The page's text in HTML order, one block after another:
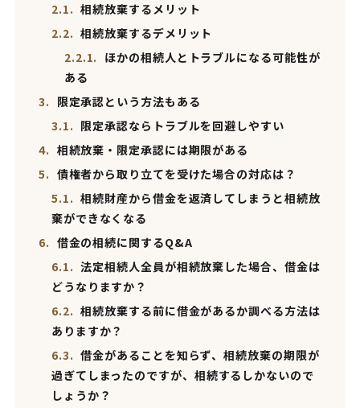
2.1. 相続放棄するメリット
2.2. 相続放棄するデメリット
2.2.1. ほかの相続人とトラブルになる可能性が
ある
3. 限定承認という方法もある
3.1. 限定承認ならトラブルを回避しやすい
4. 相続放棄・限定承認には期限がある
5. 債権者から取り立てを受けた場合の対応は？
5.1. 相続財産から借金を返済してしまうと相続放
棄ができなくなる
6. 借金の相続に関するQ&A
6.1. 法定相続人全員が相続放棄した場合、借金は
どうなりますか？
6.2. 相続放棄する前に借金があるか調べる方法は
ありますか？
6.3. 借金があることを知らず、相続放棄の期限が
過ぎてしまったのですが、相続するしかないので
しょうか？